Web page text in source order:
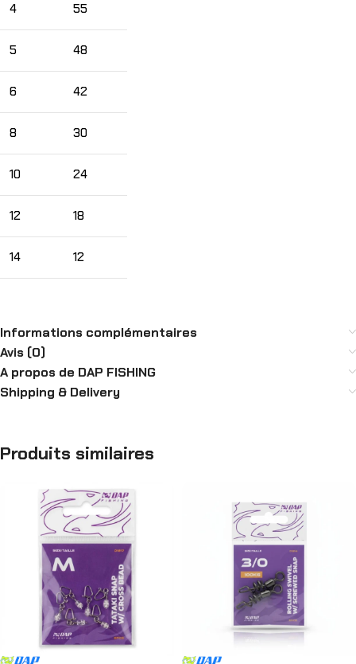
4 55
5 48
6 42
8 30
10 24
12 18
14 12
Informations complémentaires
Avis (0)
A propos de DAP FISHING
Shipping & Delivery
Produits similaires